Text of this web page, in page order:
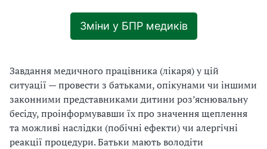
Зміни у БПР медиків
Завдання медичного працівника (лікаря) у цій
ситуації — провести з батьками, опікунами чи іншими
законними представниками дитини роз’яснювальну
бесіду, проінформувавши їх про значення щеплення
та можливі наслідки (побічні ефекти) чи алергічні
реакції процедури. Батьки мають володіти